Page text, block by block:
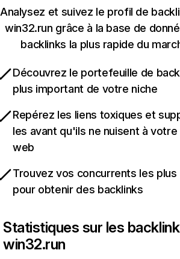
Analysez et suivez le profil de
win32.run grâce à la base de
backlinks la plus rapide du
Découvrez le portefeuille de
plus important de votre niche
Repérez les liens toxiques et
les avant qu'ils ne nuisent à
web
Trouvez vos concurrents les
pour obtenir des backlinks
Statistiques sur les
win32.run